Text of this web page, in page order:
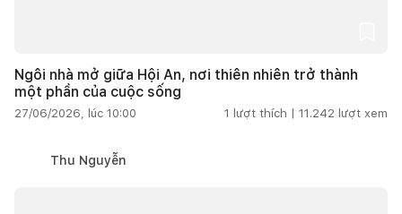
Ngôi nhà mở giữa Hội An, nơi thiên nhiên trở thành
một phần của cuộc sống
27/06/2026, lúc 10:00 1 lượt thích | 11.242 lượt xem
Thu Nguyễn